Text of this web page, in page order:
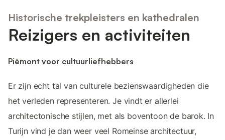
Historische trekpleisters en kathedralen
Reizigers en activiteiten
Piëmont voor cultuurliefhebbers
Er zijn echt tal van culturele bezienswaardigheden die
het verleden representeren. Je vindt er allerlei
architectonische stijlen, met als boventoon de barok. In
Turijn vind je dan weer veel Romeinse architectuur,